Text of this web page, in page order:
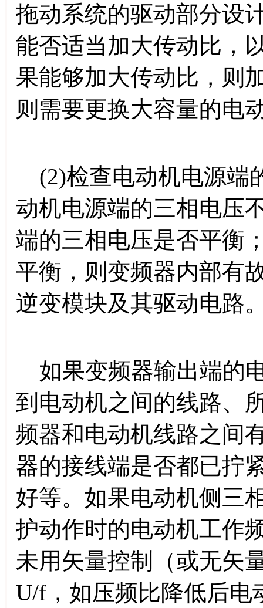
拖动系统的驱动部分设
能否适当加大传动比，
果能够加大传动比，则
则需要更换大容量的电
(2)检查电动机电源端
动机电源端的三相电压
端的三相电压是否平衡
平衡，则变频器内部有
逆变模块及其驱动电路
如果变频器输出端的
到电动机之间的线路、
频器和电动机线路之间
器的接线端是否都已拧
好等。如果电动机侧三
护动作时的电动机工作
未用矢量控制（或无矢
U/f，如压频比降低后电